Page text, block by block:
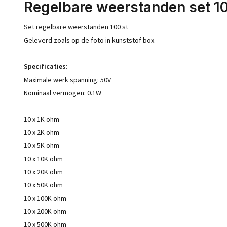
Regelbare weerstanden set
Set regelbare weerstanden 100 st
Geleverd zoals op de foto in kunststof box.
Specificaties:
Maximale werk spanning: 50V
Nominaal vermogen: 0.1W
10 x 1K ohm
10 x 2K ohm
10 x 5K ohm
10 x 10K ohm
10 x 20K ohm
10 x 50K ohm
10 x 100K ohm
10 x 200K ohm
10 x 500K ohm